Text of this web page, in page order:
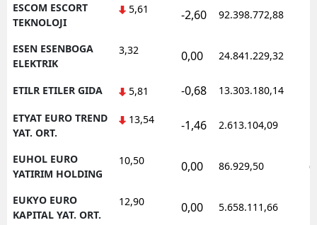
ESCOM ESCORT
TEKNOLOJI
5,61 -2,60 92.398.772,88
ESEN ESENBOGA
ELEKTRIK
3,32 0,00 24.841.229,32
ETILR ETILER GIDA 5,81 -0,68 13.303.180,14
ETYAT EURO TREND
YAT. ORT.
13,54 -1,46 2.613.104,09
EUHOL EURO
YATIRIM HOLDING
10,50 0,00 86.929,50
EUKYO EURO
KAPITAL YAT. ORT.
12,90 0,00 5.658.111,66